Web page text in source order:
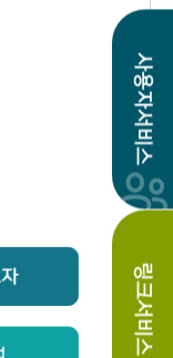
사용자서비스
링크서비스